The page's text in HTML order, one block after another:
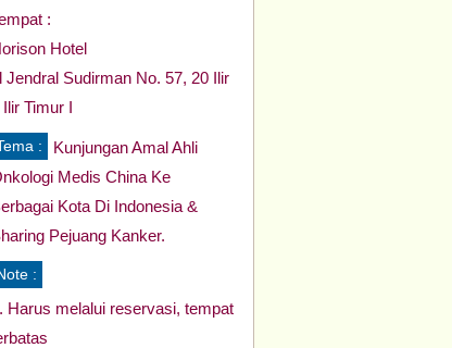
:
Hotel
Jendral Sudirman No. 57, 20 Ilir
Ilir Timur I
:
Kunjungan Amal Ahli
Medis China Ke
Kota Di Indonesia &
Pejuang Kanker.
:
Harus melalui reservasi, tempat